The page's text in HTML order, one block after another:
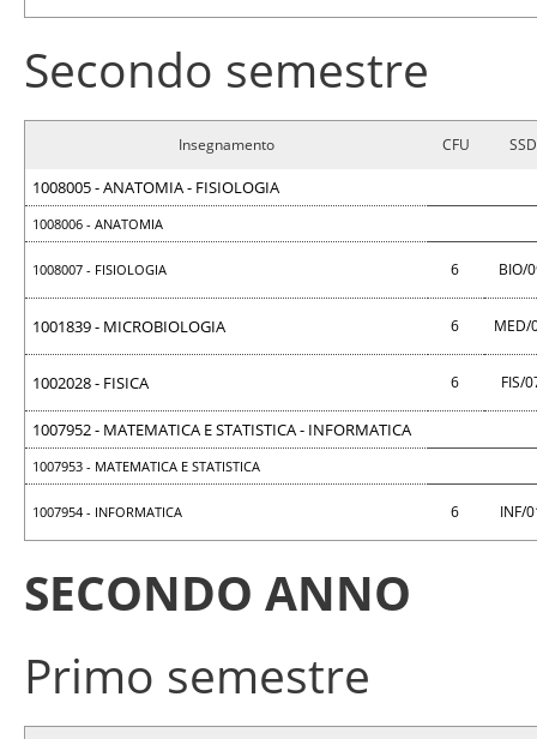
Secondo semestre
Insegnamento CFU SSD
1008005 - ANATOMIA - FISIOLOGIA
1008006 - ANATOMIA
1008007 - FISIOLOGIA 6 BIO/
1001839 - MICROBIOLOGIA 6
1002028 - FISICA 6 FIS/
1007952 - MATEMATICA E STATISTICA - INFORMATICA
1007953 - MATEMATICA E STATISTICA
1007954 - INFORMATICA 6 INF/
SECONDO ANNO
Primo semestre